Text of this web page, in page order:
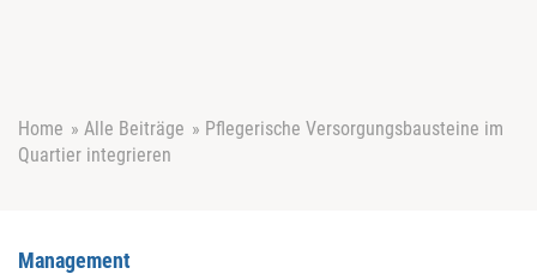
Home » Alle Beiträge » Pflegerische Versorgungsbausteine im
Quartier integrieren
Management